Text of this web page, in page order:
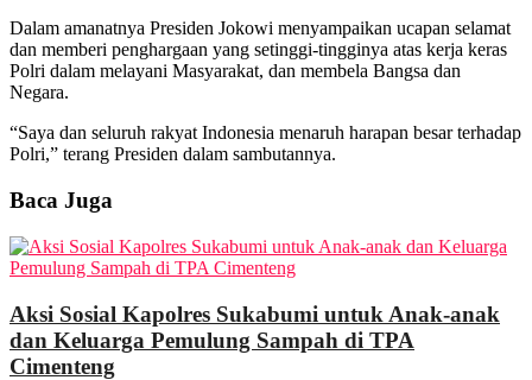
Dalam amanatnya Presiden Jokowi menyampaikan ucapan selamat
dan memberi penghargaan yang setinggi-tingginya atas kerja keras
Polri dalam melayani Masyarakat, dan membela Bangsa dan
Negara.
“Saya dan seluruh rakyat Indonesia menaruh harapan besar terhadap
Polri,” terang Presiden dalam sambutannya.
Baca Juga
Aksi Sosial Kapolres Sukabumi untuk Anak-anak
dan Keluarga Pemulung Sampah di TPA
Cimenteng